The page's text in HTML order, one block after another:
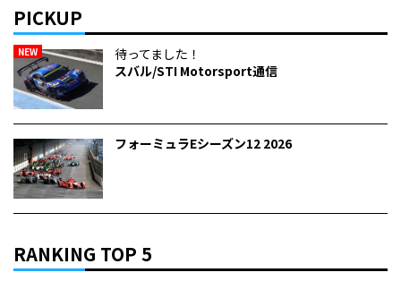
PICKUP
NEW
待ってました！
スバル/STI Motorsport通信
フォーミュラEシーズン12 2026
RANKING TOP 5